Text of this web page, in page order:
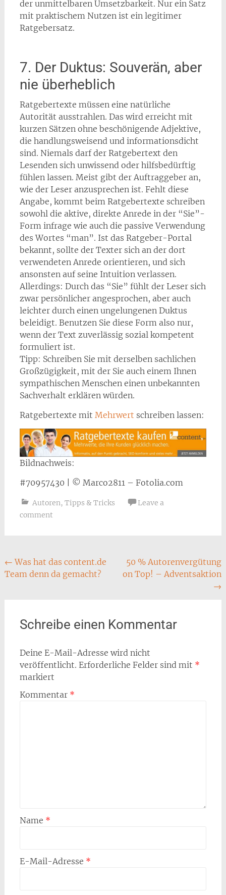
der unmittelbaren Umsetzbarkeit. Nur ein Satz
mit praktischem Nutzen ist ein legitimer
Ratgebersatz.
7. Der Duktus: Souverän, aber
nie überheblich
Ratgebertexte müssen eine natürliche
Autorität ausstrahlen. Das wird erreicht mit
kurzen Sätzen ohne beschönigende Adjektive,
die handlungsweisend und informationsdicht
sind. Niemals darf der Ratgebertext den
Lesenden sich unwissend oder hilfsbedürftig
fühlen lassen. Meist gibt der Auftraggeber an,
wie der Leser anzusprechen ist. Fehlt diese
Angabe, kommt beim Ratgebertexte schreiben
sowohl die aktive, direkte Anrede in der “Sie”-
Form infrage wie auch die passive Verwendung
des Wortes “man”. Ist das Ratgeber-Portal
bekannt, sollte der Texter sich an der dort
verwendeten Anrede orientieren, und sich
ansonsten auf seine Intuition verlassen.
Allerdings: Durch das “Sie” fühlt der Leser sich
zwar persönlicher angesprochen, aber auch
leichter durch einen ungelungenen Duktus
beleidigt. Benutzen Sie diese Form also nur,
wenn der Text zuverlässig sozial kompetent
formuliert ist.
Tipp: Schreiben Sie mit derselben sachlichen
Großzügigkeit, mit der Sie auch einem Ihnen
sympathischen Menschen einen unbekannten
Sachverhalt erklären würden.
Ratgebertexte mit Mehrwert schreiben lassen:
Bildnachweis:
#70957430 | © Marco2811 – Fotolia.com
Autoren, Tipps & Tricks
Leave a
comment
Post
navigation
← Was hat das content.de
Team denn da gemacht?
50 % Autorenvergütung
on Top! – Adventsaktion
→
Schreibe einen Kommentar
Deine E-Mail-Adresse wird nicht
veröffentlicht. Erforderliche Felder sind mit *
markiert
Kommentar *
Name *
E-Mail-Adresse *